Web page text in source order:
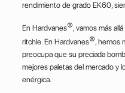
rendimiento de grado EK60,
En Hardvanes®, vamos más
ritchle. En Hardvanes®, hemos
preocupa que su preciada
mejores paletas del mercado y
enérgica.